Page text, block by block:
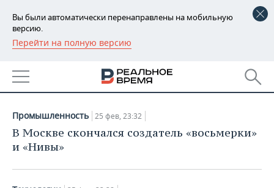
Вы были автоматически перенаправлены на мобильную
версию.
Перейти на полную версию
РЕГИОНЫ
БАШКОРТОСТАН
УДМУРТИЯ
НОВОСТИ
НОВОСТИ АНАЛИТИКИ
КОРОЛИ ГОСЗАКАЗА ПФО
ЭКОНОМИКА
ФИНАНСЫ
НОВОСТИ
НЕДВИЖИМОСТЬ
25.02.2018
Промышленность 25 фев, 23:32
В Москве скончался создатель «восьмерки»
и «Нивы»